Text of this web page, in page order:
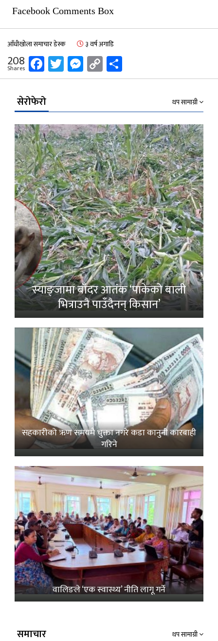
Facebook Comments Box
आँधीखोला समाचार डेस्क ३ वर्ष अगाडि
208
Shares Facebook
Twitter
Messenger
Copy
Link
सेरोफेरो थप सामाग्री
स्याङ्जामा बाँदर आतंक ‘पाकेको बाली
भित्राउनै पाउँदैनन् किसान’
सहकारीको ऋण समयमै चुक्ता नगरे कडा कानुनी कारबाही
गरिने
वालिङले ‘एक स्वास्थ्य’ नीति लागू गर्ने
समाचार थप सामाग्री